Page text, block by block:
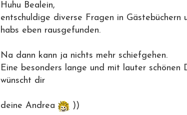
Huhu Bealein,
entschuldige diverse Fragen in Gästebüchern
habs eben rausgefunden.
Na dann kann ja nichts mehr schiefgehen.
Eine besonders lange und mit lauter schönen
wünscht dir
deine Andrea ))